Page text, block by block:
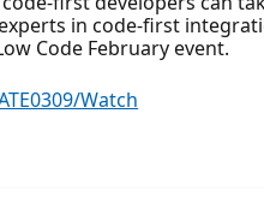
in code-first
Code February event.
Watch